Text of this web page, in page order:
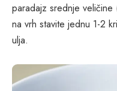
paradajz srednje
na vrh stavite jednu 1-2
ulja.